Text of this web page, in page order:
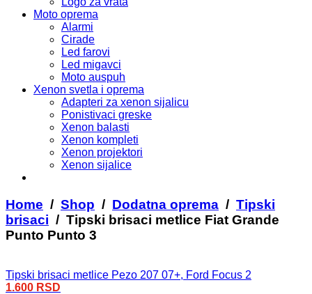
Moto oprema
Alarmi
Cirade
Led farovi
Led migavci
Moto auspuh
Xenon svetla i oprema
Adapteri za xenon sijalicu
Ponistivaci greske
Xenon balasti
Xenon kompleti
Xenon projektori
Xenon sijalice
Home / Shop / Dodatna oprema / Tipski
brisaci / Tipski brisaci metlice Fiat Grande
Punto Punto 3
Tipski brisaci metlice Pezo 207 07+, Ford Focus 2
1.600 RSD